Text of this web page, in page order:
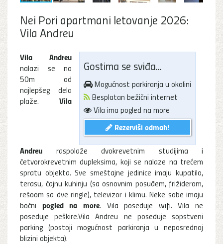
Nei Pori apartmani letovanje 2026:
Vila Andreu
Gostima se sviđa...
Mogućnost parkiranja u okolini
Besplatan bežični internet
Vila ima pogled na more
Rezerviši odmah!
Vila Andreu
nalazi se na
50m od
najlepšeg dela
plaže. Vila
Andreu raspolaže dvokrevetnim studijima i
četvorokrevetnim dupleksima, koji se nalaze na trećem
spratu objekta. Sve smeštajne jedinice imaju kupatilo,
terasu, čajnu kuhinju (sa osnovnim posuđem, frižiderom,
rešoom sa dve ringle), televizor i klimu. Neke sobe imaju
bočni pogled na more. Vila poseduje wifi. Vila ne
poseduje peškire.Vila Andreu ne poseduje sopstveni
parking (postoji mogućnost parkiranja u neposrednoj
blizini objekta).